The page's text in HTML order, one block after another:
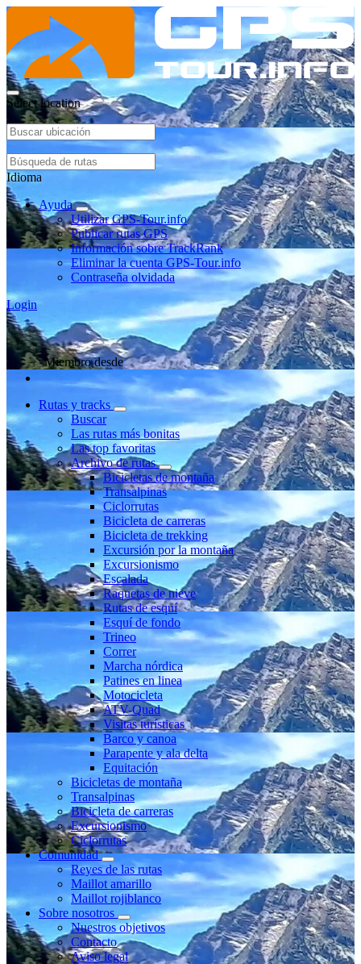
Select location
Idioma
Ayuda
Utilizar GPS-Tour.info
Publicar rutas GPS
Información sobre TrackRank
Eliminar la cuenta GPS-Tour.info
Contraseña olvidada
Login
Miembro desde
Rutas y tracks
Buscar
Las rutas más bonitas
Las top favoritas
Archivo de rutas
Bicicletas de montaña
Transalpinas
Ciclorrutas
Bicicleta de carreras
Bicicleta de trekking
Excursión por la montaña
Excursionismo
Escalada
Raquetas de nieve
Rutas de esquí
Esquí de fondo
Trineo
Correr
Marcha nórdica
Patines en linea
Motocicleta
ATV-Quad
Visitas turísticas
Barco y canoa
Parapente y ala delta
Equitación
Bicicletas de montaña
Transalpinas
Bicicleta de carreras
Excursionismo
Ciclorrutas
Comunidad
Reyes de las rutas
Maillot amarillo
Maillot rojiblanco
Sobre nosotros
Nuestros objetivos
Contacto
Aviso legal